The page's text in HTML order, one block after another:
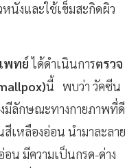
นังและใช้เข็มสะกิดผิว
พทย์ได้ดำเนินการตรวจ
นี้ พบว่า วัคซีน
มีลักษณะทางกายภาพที่ดี
เหลืองอ่อน นำมาละลาย
น มีความเป็นกรด-ด่าง